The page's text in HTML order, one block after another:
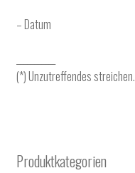
– Datum
(*) Unzutreffendes streichen.
Produktkategorien